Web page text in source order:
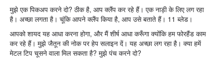
मुझे एक पिकअप करने दो? ठीक है, आप क्लैंप कर रहे हैं। एक नाड़ी के लिए लग रहा
है। अच्छा लगता है। चूंकि आपने क्लैंप किया है, आप उसे बताते हैं। 11 ब्लेड।
आपको शायद यह आधा करना होगा, और मैं शीर्ष आधा करूँगा क्योंकि हम फोरहैंड काम
कर रहे हैं। मुझे जैतून की नोक पर हेप सलाइन दें। यह अच्छा लग रहा है। क्या हमें
मेटल टिप चूसने वाला मिल सकता है? मुझे पंच करने दो?